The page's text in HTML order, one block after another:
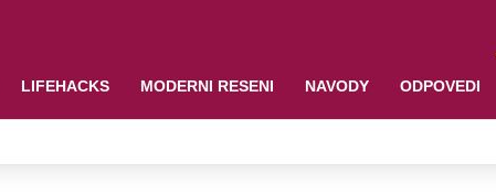
LIFEHACKS MODERNI RESENI NAVODY ODPOVEDI